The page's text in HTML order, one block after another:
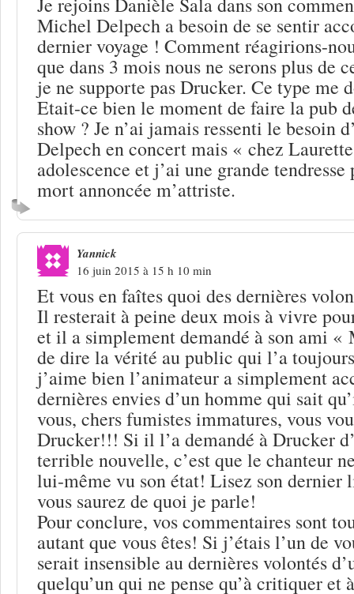
Michel Delpech a besoin de se sentir
dernier voyage ! Comment réagirions-
que dans 3 mois nous ne serons plus de
je ne supporte pas Drucker. Ce type me
Etait-ce bien le moment de faire la pub
show ? Je n’ai jamais ressenti le besoin
Delpech en concert mais « chez
adolescence et j’ai une grande
mort annoncée m’attriste.
Yannick
16 juin 2015 à 15 h 10 min
Et vous en faîtes quoi des dernières
Il resterait à peine deux mois à vivre
et il a simplement demandé à son ami
de dire la vérité au public qui l’a
j’aime bien l’animateur a simplement
dernières envies d’un homme qui sait
vous, chers fumistes immatures, vous
Drucker!!! Si il l’a demandé à Drucker
terrible nouvelle, c’est que le chanteur
lui-même vu son état! Lisez son
vous saurez de quoi je parle!
Pour conclure, vos commentaires sont
autant que vous êtes! Si j’étais l’un de
serait insensible au dernières volontés
quelqu’un qui ne pense qu’à critiquer et